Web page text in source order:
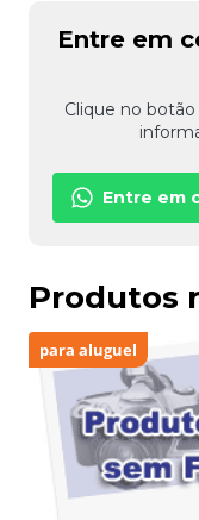
Entre em
Clique no
Entre em
Produtos
para aluguel